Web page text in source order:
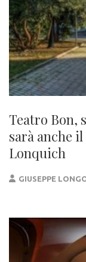
Teatro Bon,
sarà anche
Lonquich
GIUSEPPE